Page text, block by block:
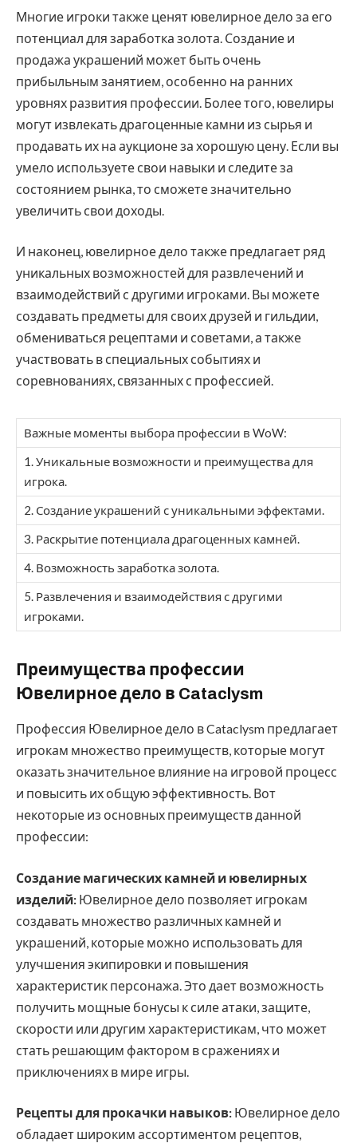
Многие игроки также ценят ювелирное дело за его
потенциал для заработка золота. Создание и
продажа украшений может быть очень
прибыльным занятием, особенно на ранних
уровнях развития профессии. Более того, ювелиры
могут извлекать драгоценные камни из сырья и
продавать их на аукционе за хорошую цену. Если вы
умело используете свои навыки и следите за
состоянием рынка, то сможете значительно
увеличить свои доходы.
И наконец, ювелирное дело также предлагает ряд
уникальных возможностей для развлечений и
взаимодействий с другими игроками. Вы можете
создавать предметы для своих друзей и гильдии,
обмениваться рецептами и советами, а также
участвовать в специальных событиях и
соревнованиях, связанных с профессией.
Важные моменты выбора профессии в WoW:
1. Уникальные возможности и преимущества для
игрока.
2. Создание украшений с уникальными эффектами.
3. Раскрытие потенциала драгоценных камней.
4. Возможность заработка золота.
5. Развлечения и взаимодействия с другими
игроками.
Преимущества профессии
Ювелирное дело в Cataclysm
Профессия Ювелирное дело в Cataclysm предлагает
игрокам множество преимуществ, которые могут
оказать значительное влияние на игровой процесс
и повысить их общую эффективность. Вот
некоторые из основных преимуществ данной
профессии:
Создание магических камней и ювелирных
изделий: Ювелирное дело позволяет игрокам
создавать множество различных камней и
украшений, которые можно использовать для
улучшения экипировки и повышения
характеристик персонажа. Это дает возможность
получить мощные бонусы к силе атаки, защите,
скорости или другим характеристикам, что может
стать решающим фактором в сражениях и
приключениях в мире игры.
Рецепты для прокачки навыков: Ювелирное дело
обладает широким ассортиментом рецептов,